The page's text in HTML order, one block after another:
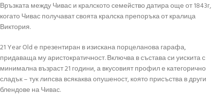
Връзката между Чивас и кралското семейство датира още от 1843г,
когато Чивас получават своята кралска препоръка от кралица
Виктория.
21 Year Old е презентиран в изискана порцеланова гарафа,
придаваща му аристократичност. Включва в състава си уискита с
минимална възраст 21 години, а вкусовият профил е категорично
сладък – тук липсва всякаква опушеност, която присъства в други
блендове на Чивас.